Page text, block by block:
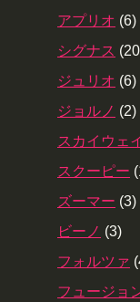
アプリオ (6)
シグナス
ジュリオ (6)
ジョルノ (2)
スカイウェ
スクーピー
ズーマー (3)
ビーノ (3)
フォルツァ
フュージョ